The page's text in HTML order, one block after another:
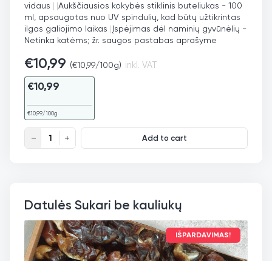
vidaus | |Aukščiausios kokybės stiklinis buteliukas - 100
ml, apsaugotas nuo UV spindulių, kad būtų užtikrintas
ilgas galiojimo laikas |Įspėjimas dėl naminių gyvūnėlių -
Netinka katėms; žr. saugos pastabas aprašyme
€10,99 (€10,99/100g) inkl. VAT
€10,99
€10,99/100g
Juodgrūdės aliejus, šalto spaudimo,100ml quantity
Add to cart
Datulės Sukari be kauliukų
IŠPARDAVIMAS!